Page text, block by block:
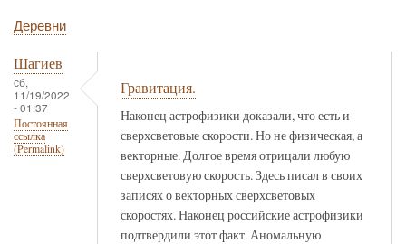
Деревни
Шагиев
сб,
11/19/2022
- 01:37
Постоянная
ссылка
(Permalink)
Гравитация.
Наконец астрофизики доказали, что есть и
сверхсветовые скорости. Но не физическая, а
векторные. Долгое время отрицали любую
сверхсветовую скорость. Здесь писал в своих
записях о векторных сверхсветовых
скоростях. Наконец российские астрофизики
подтвердили этот факт. Аномальную